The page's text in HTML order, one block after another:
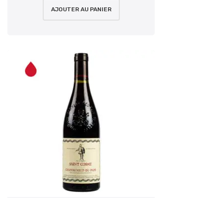
AJOUTER AU PANIER